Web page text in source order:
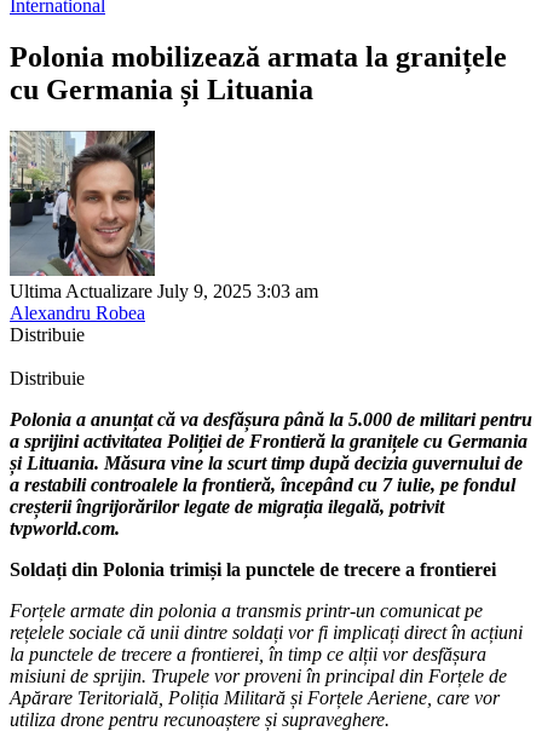
International
Polonia mobilizează armata la granițele
cu Germania și Lituania
Ultima Actualizare July 9, 2025 3:03 am
Alexandru Robea
Distribuie
Distribuie
Polonia a anunțat că va desfășura până la 5.000 de militari pentru
a sprijini activitatea Poliției de Frontieră la granițele cu Germania
și Lituania. Măsura vine la scurt timp după decizia guvernului de
a restabili controalele la frontieră, începând cu 7 iulie, pe fondul
creșterii îngrijorărilor legate de migrația ilegală, potrivit
tvpworld.com.
Soldați din Polonia trimiși la punctele de trecere a frontierei
Forțele armate din polonia a transmis printr-un comunicat pe
rețelele sociale că unii dintre soldați vor fi implicați direct în acțiuni
la punctele de trecere a frontierei, în timp ce alții vor desfășura
misiuni de sprijin. Trupele vor proveni în principal din Forțele de
Apărare Teritorială, Poliția Militară și Forțele Aeriene, care vor
utiliza drone pentru recunoaștere și supraveghere.